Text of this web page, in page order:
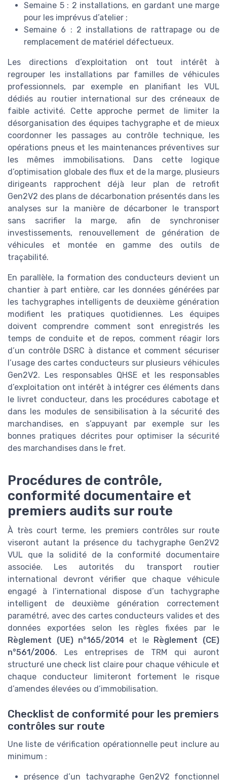
Semaine 5 : 2 installations, en gardant une marge
pour les imprévus d’atelier ;
Semaine 6 : 2 installations de rattrapage ou de
remplacement de matériel défectueux.
Les directions d’exploitation ont tout intérêt à
regrouper les installations par familles de véhicules
professionnels, par exemple en planifiant les VUL
dédiés au routier international sur des créneaux de
faible activité. Cette approche permet de limiter la
désorganisation des équipes tachygraphe et de mieux
coordonner les passages au contrôle technique, les
opérations pneus et les maintenances préventives sur
les mêmes immobilisations. Dans cette logique
d’optimisation globale des flux et de la marge, plusieurs
dirigeants rapprochent déjà leur plan de retrofit
Gen2V2 des plans de décarbonation présentés dans les
analyses sur la manière de décarboner le transport
sans sacrifier la marge, afin de synchroniser
investissements, renouvellement de génération de
véhicules et montée en gamme des outils de
traçabilité.
En parallèle, la formation des conducteurs devient un
chantier à part entière, car les données générées par
les tachygraphes intelligents de deuxième génération
modifient les pratiques quotidiennes. Les équipes
doivent comprendre comment sont enregistrés les
temps de conduite et de repos, comment réagir lors
d’un contrôle DSRC à distance et comment sécuriser
l’usage des cartes conducteurs sur plusieurs véhicules
Gen2V2. Les responsables QHSE et les responsables
d’exploitation ont intérêt à intégrer ces éléments dans
le livret conducteur, dans les procédures cabotage et
dans les modules de sensibilisation à la sécurité des
marchandises, en s’appuyant par exemple sur les
bonnes pratiques décrites pour optimiser la sécurité
des marchandises dans le fret.
Procédures de contrôle,
conformité documentaire et
premiers audits sur route
À très court terme, les premiers contrôles sur route
viseront autant la présence du tachygraphe Gen2V2
VUL que la solidité de la conformité documentaire
associée. Les autorités du transport routier
international devront vérifier que chaque véhicule
engagé à l’international dispose d’un tachygraphe
intelligent de deuxième génération correctement
paramétré, avec des cartes conducteurs valides et des
données exportées selon les règles fixées par le
Règlement (UE) n°165/2014 et le
Règlement (CE)
n°561/2006. Les entreprises de TRM qui auront
structuré une check list claire pour chaque véhicule et
chaque conducteur limiteront fortement le risque
d’amendes élevées ou d’immobilisation.
Checklist de conformité pour les premiers
contrôles sur route
Une liste de vérification opérationnelle peut inclure au
minimum :
présence d’un tachygraphe Gen2V2 fonctionnel